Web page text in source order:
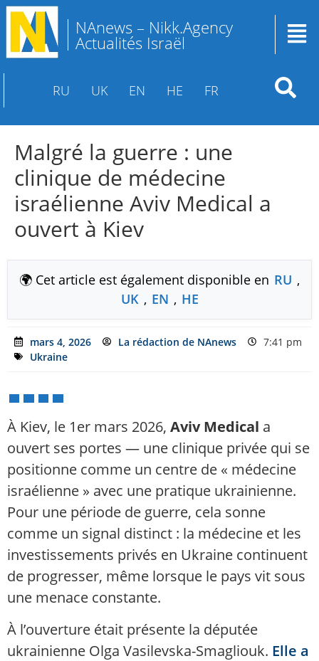
NAnews – Nikk.Agency
Actualités Israël
RU UK EN HE FR
Malgré la guerre : une
clinique de médecine
israélienne Aviv Medical a
ouvert à Kiev
🌍 Cet article est également disponible en RU ,
UK , EN , HE
mars 4, 2026 La rédaction de NAnews
7:41 pm
Ukraine
À Kiev, le 1er mars 2026, Aviv Medical a
ouvert ses portes — une clinique privée qui se
positionne comme un centre de « médecine
israélienne » avec une pratique ukrainienne.
Pour une période de guerre, cela sonne
comme un signal distinct : la médecine et les
investissements privés en Ukraine continuent
de progresser, même lorsque le pays vit sous
une menace constante.
À l’ouverture était présente la députée
ukrainienne Olga Vasilevska-Smagliouk. Elle a